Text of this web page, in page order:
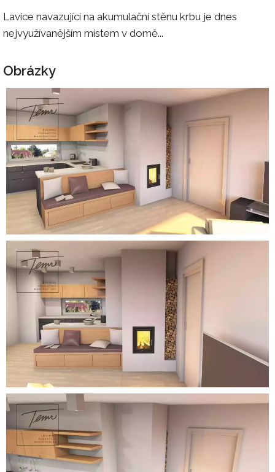
Lavice navazující na akumulační stěnu krbu je dnes
nejvyužívanějším místem v domě...
Obrázky